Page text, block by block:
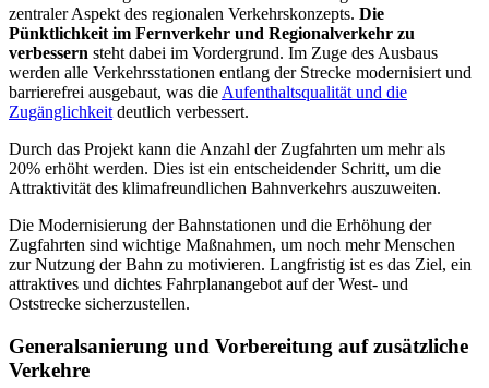
zentraler Aspekt des regionalen Verkehrskonzepts. Die
Pünktlichkeit im Fernverkehr und Regionalverkehr zu
verbessern steht dabei im Vordergrund. Im Zuge des Ausbaus
werden alle Verkehrsstationen entlang der Strecke modernisiert und
barrierefrei ausgebaut, was die Aufenthaltsqualität und die
Zugänglichkeit deutlich verbessert.
Durch das Projekt kann die Anzahl der Zugfahrten um mehr als
20% erhöht werden. Dies ist ein entscheidender Schritt, um die
Attraktivität des klimafreundlichen Bahnverkehrs auszuweiten.
Die Modernisierung der Bahnstationen und die Erhöhung der
Zugfahrten sind wichtige Maßnahmen, um noch mehr Menschen
zur Nutzung der Bahn zu motivieren. Langfristig ist es das Ziel, ein
attraktives und dichtes Fahrplanangebot auf der West- und
Oststrecke sicherzustellen.
Generalsanierung und Vorbereitung auf zusätzliche
Verkehre